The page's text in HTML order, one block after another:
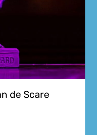
de Scare